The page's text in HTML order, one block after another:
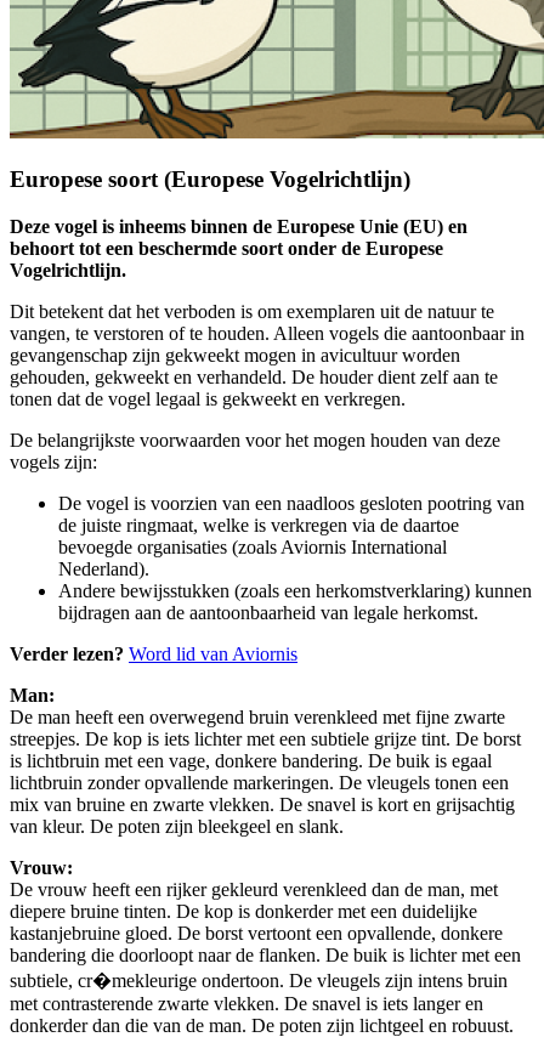
Europese soort (Europese Vogelrichtlijn)
Deze vogel is inheems binnen de Europese Unie (EU) en
behoort tot een beschermde soort onder de Europese
Vogelrichtlijn.
Dit betekent dat het verboden is om exemplaren uit de natuur te
vangen, te verstoren of te houden. Alleen vogels die aantoonbaar in
gevangenschap zijn gekweekt mogen in avicultuur worden
gehouden, gekweekt en verhandeld. De houder dient zelf aan te
tonen dat de vogel legaal is gekweekt en verkregen.
De belangrijkste voorwaarden voor het mogen houden van deze
vogels zijn:
De vogel is voorzien van een naadloos gesloten pootring van
de juiste ringmaat, welke is verkregen via de daartoe
bevoegde organisaties (zoals Aviornis International
Nederland).
Andere bewijsstukken (zoals een herkomstverklaring) kunnen
bijdragen aan de aantoonbaarheid van legale herkomst.
Verder lezen? Word lid van Aviornis
Man:
De man heeft een overwegend bruin verenkleed met fijne zwarte
streepjes. De kop is iets lichter met een subtiele grijze tint. De borst
is lichtbruin met een vage, donkere bandering. De buik is egaal
lichtbruin zonder opvallende markeringen. De vleugels tonen een
mix van bruine en zwarte vlekken. De snavel is kort en grijsachtig
van kleur. De poten zijn bleekgeel en slank.
Vrouw:
De vrouw heeft een rijker gekleurd verenkleed dan de man, met
diepere bruine tinten. De kop is donkerder met een duidelijke
kastanjebruine gloed. De borst vertoont een opvallende, donkere
bandering die doorloopt naar de flanken. De buik is lichter met een
subtiele, cr�mekleurige ondertoon. De vleugels zijn intens bruin
met contrasterende zwarte vlekken. De snavel is iets langer en
donkerder dan die van de man. De poten zijn lichtgeel en robuust.